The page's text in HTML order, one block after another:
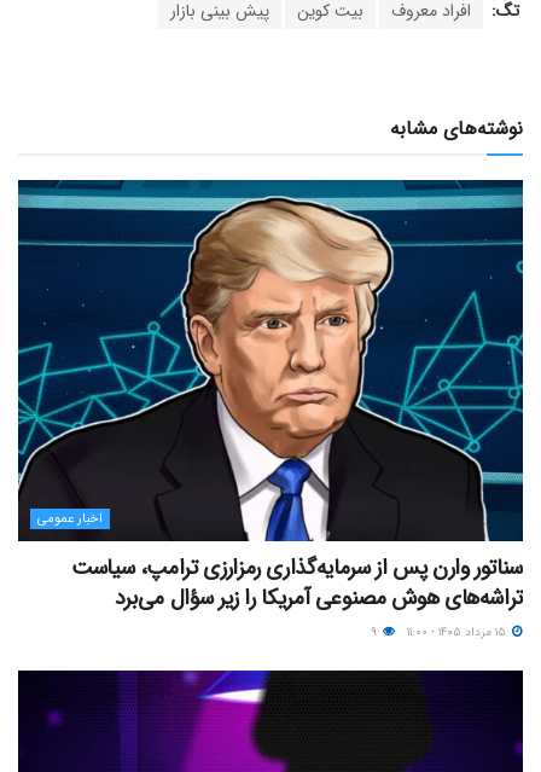
تگ: افراد معروف بیت کوین پیش بینی بازار
نوشته‌های مشابه
اخبار عمومی
سناتور وارن پس از سرمایه‌گذاری رمزارزی ترامپ، سیاست
تراشه‌های هوش مصنوعی آمریکا را زیر سؤال می‌برد